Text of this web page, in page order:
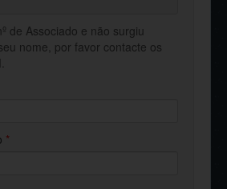
de Associado e não surgiu
nome, por favor contacte os
*